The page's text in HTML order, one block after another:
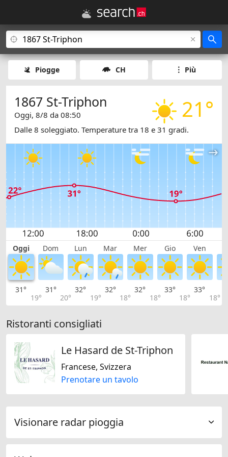
Piogge CH Più
21°
1867 St-Triphon
Oggi, 8/8 da 08:50
Dalle 8 soleggiato. Temperature tra 18 e 31 gradi.
Oggi Dom Lun Mar Mer Gio Ven
31°
19°
31°
20°
32°
19°
32°
18°
32°
18°
33°
18°
33°
18°
Ristoranti consigliati
Le Hasard de St-Triphon
Francese, Svizzera
Prenotare un tavolo
Visionare radar pioggia